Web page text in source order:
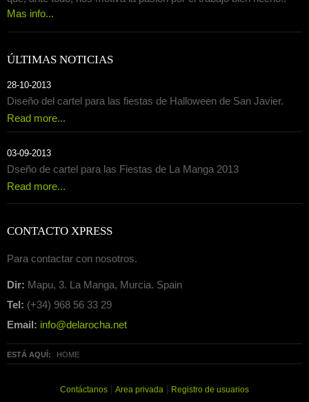
Mas info...
ÚLTIMAS NOTICIAS
28-10-2013
Diseño del cartel para las fiestas de Halloween de San Javier.
Read more...
03-09-2013
Dseño de cartel para las Fiestas de La Manga 2013
Read more...
CONTACTO XPRESS
Para contactar con nosotros.
Dir: Mapu, 3. La Manga, Murcia. Spain
Tel: (+34) 968 56 33 29
Email: info@delarocha.net
ESTÁ AQUÍ: HOME
Contáctanos Area privada Registro de usuarios